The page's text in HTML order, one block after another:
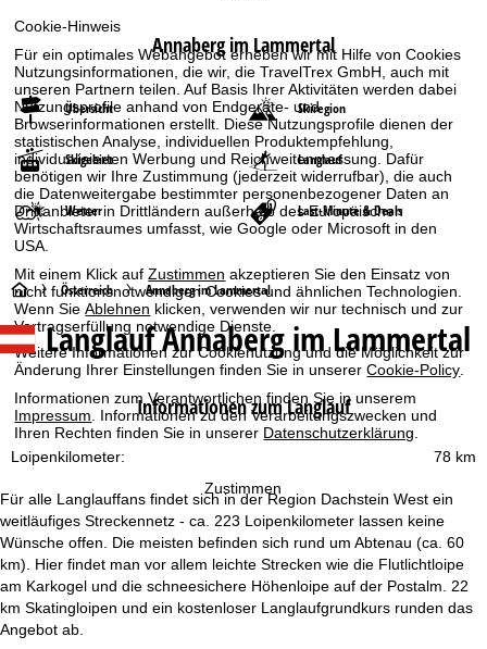
Cookie-Hinweis
Für ein optimales Webangebot erheben wir mit Hilfe von Cookies
Nutzungsinformationen, die wir, die TravelTrex GmbH, auch mit
unseren Partnern teilen. Auf Basis Ihrer Aktivitäten werden dabei
Nutzungsprofile anhand von Endgeräte- und
Browserinformationen erstellt. Diese Nutzungsprofile dienen der
statistischen Analyse, individuellen Produktempfehlung,
individualisierten Werbung und Reichweitenmessung. Dafür
benötigen wir Ihre Zustimmung (jederzeit widerrufbar), die auch
die Datenweitergabe bestimmter personenbezogener Daten an
Drittanbieter in Drittländern außerhalb des Europäischen
Wirtschaftsraumes umfasst, wie Google oder Microsoft in den
USA.
Mit einem Klick aufZustimmen akzeptieren Sie den Einsatz von
nicht funktionsnotwendigen Cookies und ähnlichen Technologien.
Wenn SieAblehnen klicken, verwenden wir nur technisch und zur
Vertragserfüllung notwendige Dienste.
Weitere Informationen zur Cookienutzung und die Möglichkeit zur
Änderung Ihrer Einstellungen finden Sie in unsererCookie-Policy
Informationen zum Verantwortlichen finden Sie in unserem
Impressum . Informationen zu den Verarbeitungszwecken und
Ihren Rechten finden Sie in unserer Datenschutzerklärung
Zustimmen
Annaberg im Lammertal
Übersicht Skiregion
Skigebiet Langlauf
Wetter Last-Minute & Deals
S
t
a
r
t
e
i
Österreich Annaberg im Lammertal
Langlauf Annaberg im Lammertal
Informationen zum Langlauf
78 km
Loipenkilometer:
Für alle Langlauffans findet sich in der Region Dachstein West ein
weitläufiges Streckennetz - ca. 223 Loipenkilometer lassen keine
Wünsche offen. Die meisten befinden sich rund um Abtenau (ca. 60
km). Hier findet man vor allem leichte Strecken wie die Flutlichtloipe
am Karkogel und die schneesichere Höhenloipe auf der Postalm. 22
km Skatingloipen und ein kostenloser Langlaufgrundkurs runden das
Angebot ab.